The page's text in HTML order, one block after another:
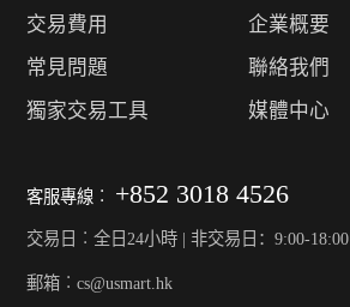
交易費用
常見問題
獨家交易工具
企業概要
聯絡我們
媒體中心
客服專線︰ +852 3018 4526
交易日︰全日24小時 | 非交易日：9:00-18:00
郵箱︰cs@usmart.hk